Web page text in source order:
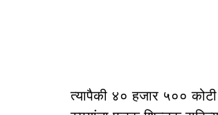
त्यापैकी ४० हजार ५००